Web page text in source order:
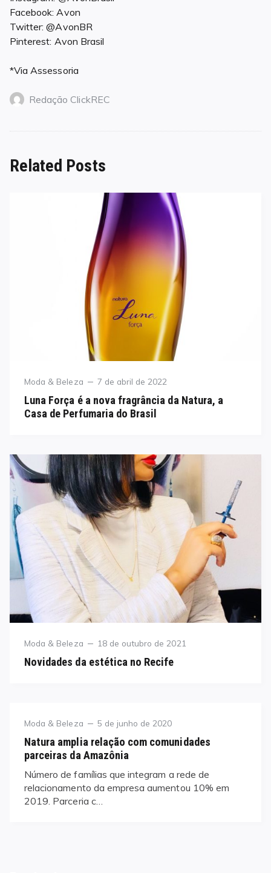
Facebook: Avon
Twitter: @AvonBR
Pinterest: Avon Brasil
*Via Assessoria
Redação ClickREC
Related Posts
Category
Moda & Beleza
Posted
7 de abril de 2022
Luna Força é a nova fragrância da Natura, a
Casa de Perfumaria do Brasil
Category
Moda & Beleza
Posted
18 de outubro de 2021
Novidades da estética no Recife
Category
Moda & Beleza
Posted
5 de junho de 2020
Natura amplia relação com comunidades
parceiras da Amazônia
Número de famílias que integram a rede de
relacionamento da empresa aumentou 10% em
2019. Parceria c…